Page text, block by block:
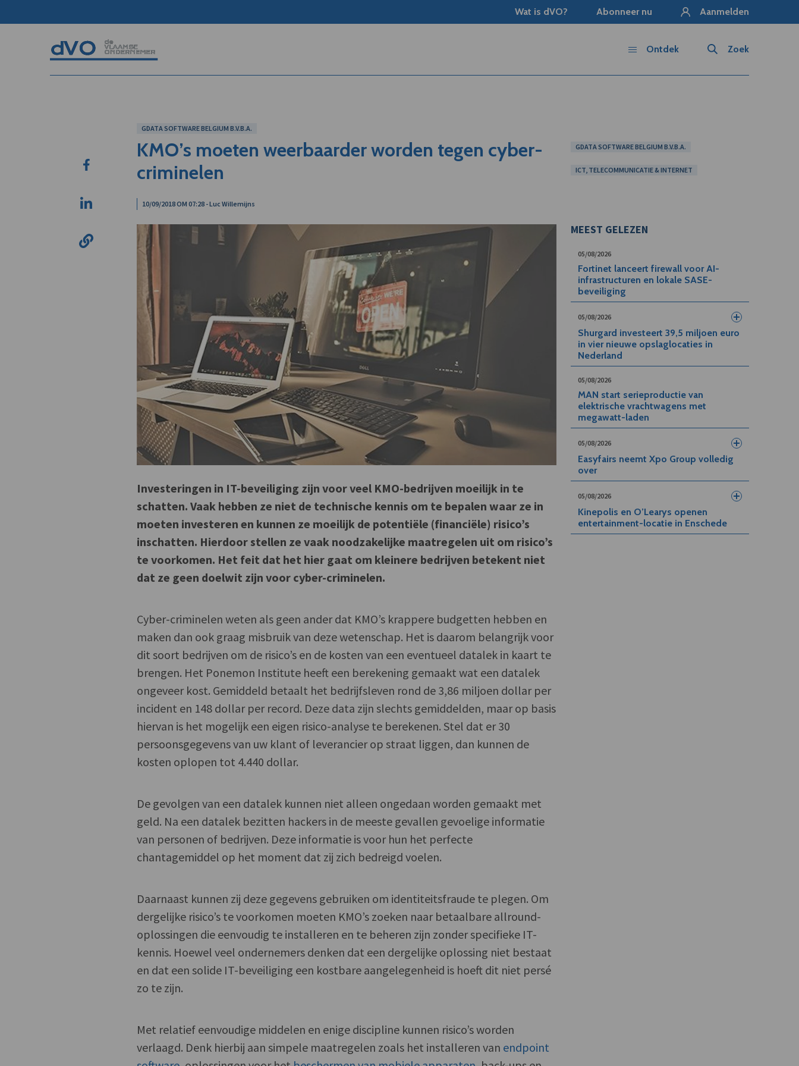
Wat is dVO? Abonneer nu Aanmelden
Zoek
Ontdek
GDATA SOFTWARE BELGIUM B.V.B.A.
KMO’s moeten weerbaarder worden tegen cyber-
criminelen
10/09/2018 OM 07:28 - Luc Willemijns
Investeringen in IT-beveiliging zijn voor veel KMO-bedrijven moeilijk in te
schatten. Vaak hebben ze niet de technische kennis om te bepalen waar ze in
moeten investeren en kunnen ze moeilijk de potentiële (financiële) risico’s
inschatten. Hierdoor stellen ze vaak noodzakelijke maatregelen uit om risico’s
te voorkomen. Het feit dat het hier gaat om kleinere bedrijven betekent niet
dat ze geen doelwit zijn voor cyber-criminelen.
Cyber-criminelen weten als geen ander dat KMO’s krappere budgetten hebben en
maken dan ook graag misbruik van deze wetenschap. Het is daarom belangrijk voor
dit soort bedrijven om de risico’s en de kosten van een eventueel datalek in kaart te
brengen. Het Ponemon Institute heeft een berekening gemaakt wat een datalek
ongeveer kost. Gemiddeld betaalt het bedrijfsleven rond de 3,86 miljoen dollar per
incident en 148 dollar per record. Deze data zijn slechts gemiddelden, maar op basis
hiervan is het mogelijk een eigen risico-analyse te berekenen. Stel dat er 30
persoonsgegevens van uw klant of leverancier op straat liggen, dan kunnen de
kosten oplopen tot 4.440 dollar.
De gevolgen van een datalek kunnen niet alleen ongedaan worden gemaakt met
geld. Na een datalek bezitten hackers in de meeste gevallen gevoelige informatie
van personen of bedrijven. Deze informatie is voor hun het perfecte
chantagemiddel op het moment dat zij zich bedreigd voelen.
Daarnaast kunnen zij deze gegevens gebruiken om identiteitsfraude te plegen. Om
dergelijke risico’s te voorkomen moeten KMO’s zoeken naar betaalbare allround-
oplossingen die eenvoudig te installeren en te beheren zijn zonder specifieke IT-
kennis. Hoewel veel ondernemers denken dat een dergelijke oplossing niet bestaat
en dat een solide IT-beveiliging een kostbare aangelegenheid is hoeft dit niet persé
zo te zijn.
Met relatief eenvoudige middelen en enige discipline kunnen risico’s worden
verlaagd. Denk hierbij aan simpele maatregelen zoals het installeren van endpoint
GDATA SOFTWARE BELGIUM B.V.B.A.
ICT, TELECOMMUNICATIE & INTERNET
MEEST GELEZEN
05/08/2026
Fortinet lanceert firewall voor AI-
infrastructuren en lokale SASE-
beveiliging
05/08/2026
Shurgard investeert 39,5 miljoen euro
in vier nieuwe opslaglocaties in
Nederland
05/08/2026
MAN start serieproductie van
elektrische vrachtwagens met
megawatt-laden
05/08/2026
Easyfairs neemt Xpo Group volledig
over
05/08/2026
Kinepolis en O’Learys openen
entertainment-locatie in Enschede